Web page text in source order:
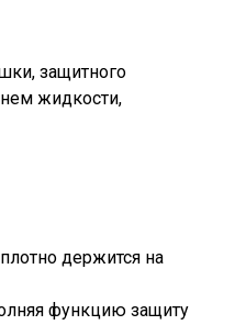
защитного
жидкости,
держится на
функцию защиту